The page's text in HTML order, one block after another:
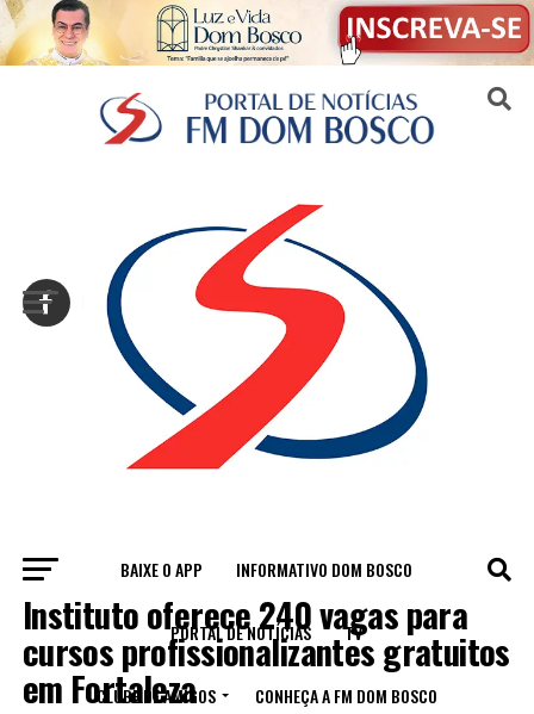
BAIXE O APP INFORMATIVO DOM BOSCO
PORTAL DE NOTÍCIAS TV
CLUBE DE AMIGOS CONHEÇA A FM DOM BOSCO
EDUCAÇÃO
Instituto oferece 240 vagas para
cursos profissionalizantes gratuitos
em Fortaleza
Sair da versão mobile